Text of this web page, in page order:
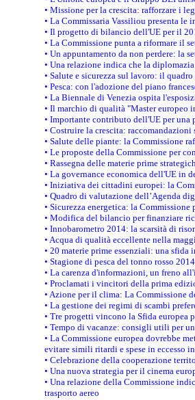
• Missione per la crescita: rafforzare i
• La Commissaria Vassiliou presenta
• Il progetto di bilancio dell'UE per il
• La Commissione punta a riformare il
• Un appuntamento da non perdere: la
• Una relazione indica che la
• Salute e sicurezza sul lavoro: il
• Pesca: con l'adozione del piano
• La Biennale di Venezia ospita
• Il marchio di qualità "Master europeo
• Importante contributo dell'UE per
• Costruire la crescita: raccomandazioni
• Salute delle piante: la Commissione
• Le proposte della Commissione per
• Rassegna delle materie prime
• La governance economica dell'UE in
• Iniziativa dei cittadini europei: la
• Quadro di valutazione dell’Agenda
• Sicurezza energetica: la
• Modifica del bilancio per finanziare
• Innobarometro 2014: la scarsità di
• Acqua di qualità eccellente nella
• 20 materie prime essenziali: una
• Stagione di pesca del tonno rosso
• La carenza d'informazioni, un freno
• Proclamati i vincitori della prima
• Azione per il clima: La Commissione
• La gestione dei regimi di scambi
• Tre progetti vincono la Sfida europea
• Tempo di vacanze: consigli utili per
• La Commissione europea dovrebbe
evitare simili ritardi e spese in eccesso
• Celebrazione della cooperazione
• Una nuova strategia per il cinema
• Una relazione della Commissione
trasporto aereo